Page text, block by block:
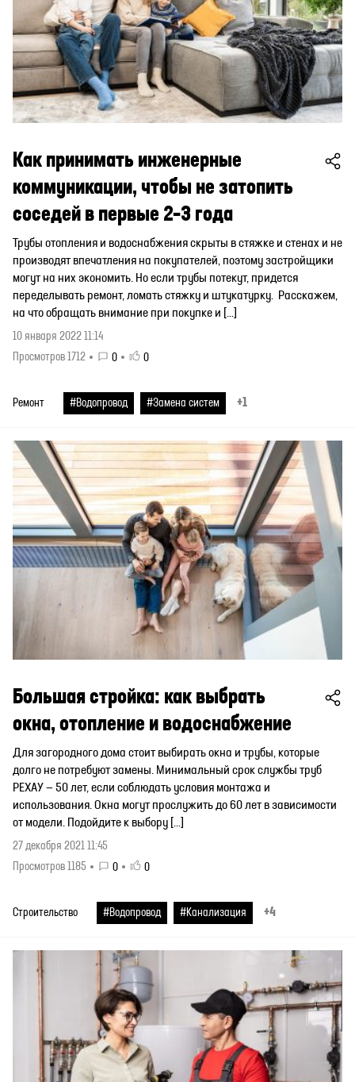
Как принимать инженерные
коммуникации, чтобы не затопить
соседей в первые 2–3 года
Трубы отопления и водоснабжения скрыты в стяжке и стенах и не
производят впечатления на покупателей, поэтому застройщики
могут на них экономить. Но если трубы потекут, придется
переделывать ремонт, ломать стяжку и штукатурку. Расскажем,
на что обращать внимание при покупке и […]
10 января 2022 11:14
Просмотров 1712
0 0
Ремонт #Водопровод #Замена систем +1
Большая стройка: как выбрать
окна, отопление и водоснабжение
Для загородного дома стоит выбирать окна и трубы, которые
долго не потребуют замены. Минимальный срок службы труб
РЕХАУ — 50 лет, если соблюдать условия монтажа и
использования. Окна могут прослужить до 60 лет в зависимости
от модели. Подойдите к выбору […]
27 декабря 2021 11:45
Просмотров 1185
0 0
Строительство #Водопровод #Канализация +4